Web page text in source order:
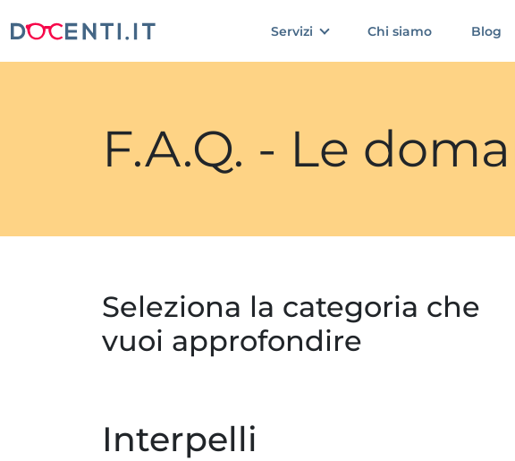
Servizi Chi siamo Blog
F.A.Q. - Le
Seleziona la categoria che
vuoi approfondire
Interpelli